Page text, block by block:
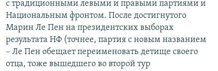
с традиционными левыми и правыми партиями и
Национальным фронтом. После достигнутого
Марин Ле Пен на президентских выборах
результата НФ (точнее, партия с новым названием
– Ле Пен обещает переименовать детище своего
отца, тоже вышедшего во второй тур